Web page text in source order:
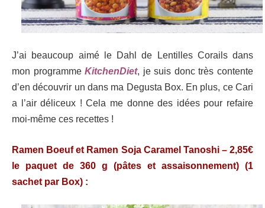
J’ai beaucoup aimé le Dahl de Lenti lles Corails dans
mon programmeKitchenDiet, je suis donc très contente
d’en découvrir un dans ma Degusta Box. En plus, ce Cari
a l’air déliceux ! Cela me donne des idées pour refaire
moi-même ces recettes !
Ramen Boeuf et Ramen Soja Caramel Tanoshi – 2,85€
le paquet de 360 g (pâtes et assaisonnement) (1
sachet par Box) :